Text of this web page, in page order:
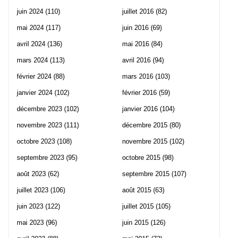
juin 2024 (110)
mai 2024 (117)
avril 2024 (136)
mars 2024 (113)
février 2024 (88)
janvier 2024 (102)
décembre 2023 (102)
novembre 2023 (111)
octobre 2023 (108)
septembre 2023 (95)
août 2023 (62)
juillet 2023 (106)
juin 2023 (122)
mai 2023 (96)
juillet 2016 (82)
juin 2016 (69)
mai 2016 (84)
avril 2016 (94)
mars 2016 (103)
février 2016 (59)
janvier 2016 (104)
décembre 2015 (80)
novembre 2015 (102)
octobre 2015 (98)
septembre 2015 (107)
août 2015 (63)
juillet 2015 (105)
juin 2015 (126)